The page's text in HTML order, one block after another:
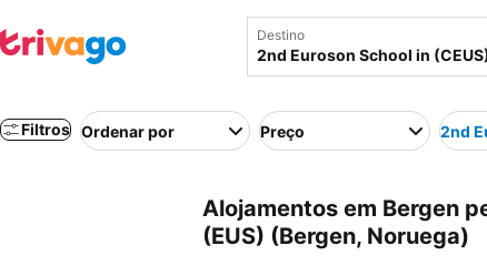
Destino
Filtros Ordenar por Preço 2nd
Alojamentos em Bergen
(EUS) (Bergen, Noruega)